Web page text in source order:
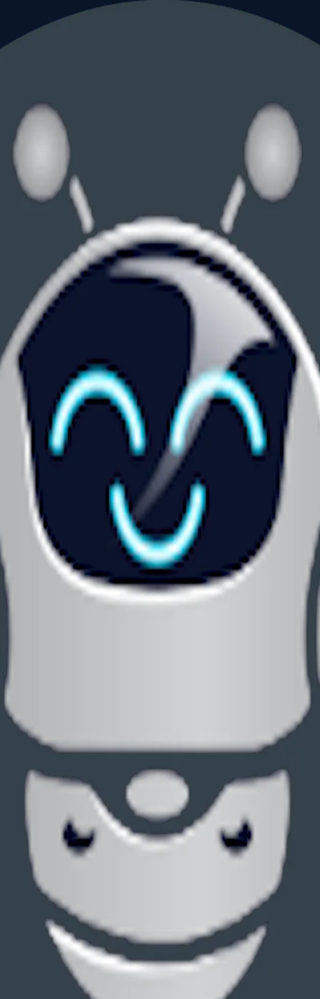
月期限、英文翻译、实体资格、权利要求数量、IDS 风险和
图纸、序列表、实体资格和超项费用。
、112 风险和费用预算调整权利要求。
避免遗漏重要信息。
要单独核查。
响。
人。
师-客户关系。具体期限、费用和策略应结合案件记录核查。
全球创新者。固定收费透明，覆盖美国专利、商标和版权全流